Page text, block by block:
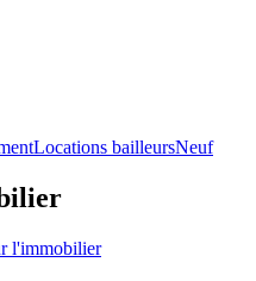
Locations bailleursNeuf
l'immobilier